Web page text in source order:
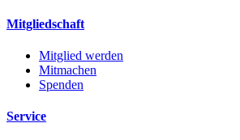
Mitgliedschaft
Mitglied werden
Mitmachen
Spenden
Service